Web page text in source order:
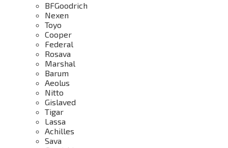
BFGoodrich
Nexen
Toyo
Cooper
Federal
Rosava
Marshal
Barum
Aeolus
Nitto
Gislaved
Tigar
Lassa
Achilles
Sava